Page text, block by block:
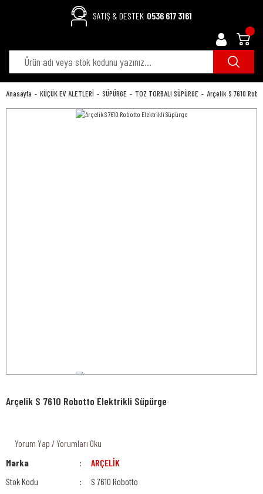
SATIŞ & DESTEK 0536 617 3161
Anasayfa KÜÇÜK EV ALETLERİ SÜPÜRGE TOZ TORBALI SÜPÜRGE Arçelik S 7610
Arçelik S 7610 Robotto Elektrikli Süpürge
Yorum Yap / Yorumları Oku
Marka
ARÇELİK
Stok Kodu
S 7610 Robotto